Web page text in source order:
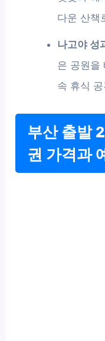
다운 산책
나고야 성
은 공원을
속 휴식
부산 출발
권 가격과